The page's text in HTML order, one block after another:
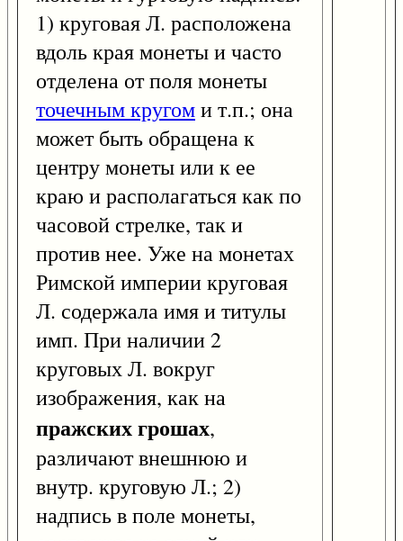
1) круговая Л. расположена
вдоль края монеты и часто
отделена от поля монеты
точечным кругоми т.п.; она
может быть обращена к
центру монеты или к ее
краю и располагаться как по
часовой стрелке, так и
против нее. Уже на монетах
Римской империи круговая
Л. содержала имя и титулы
имп. При наличии 2
круговых Л. вокруг
изображения, как на
пражских грошах,
различают внешнюю и
внутр. круговую Л.; 2)
надпись в поле монеты,